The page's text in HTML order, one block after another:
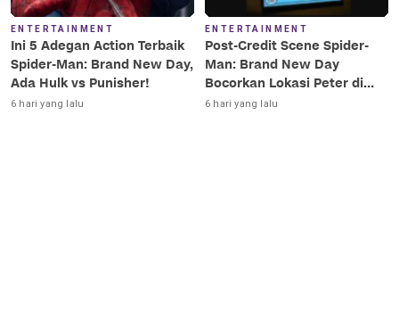
ENTERTAINMENT
Ini 5 Adegan Action Terbaik
Spider-Man: Brand New Day,
Ada Hulk vs Punisher!
6 hari yang lalu
ENTERTAINMENT
Post-Credit Scene Spider-
Man: Brand New Day
Bocorkan Lokasi Peter di
Luar Angkasa!
6 hari yang lalu